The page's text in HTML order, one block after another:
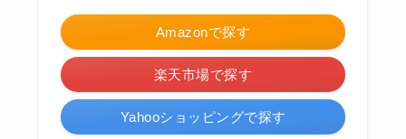
Amazonで探す
楽天市場で探す
Yahooショッピングで探す